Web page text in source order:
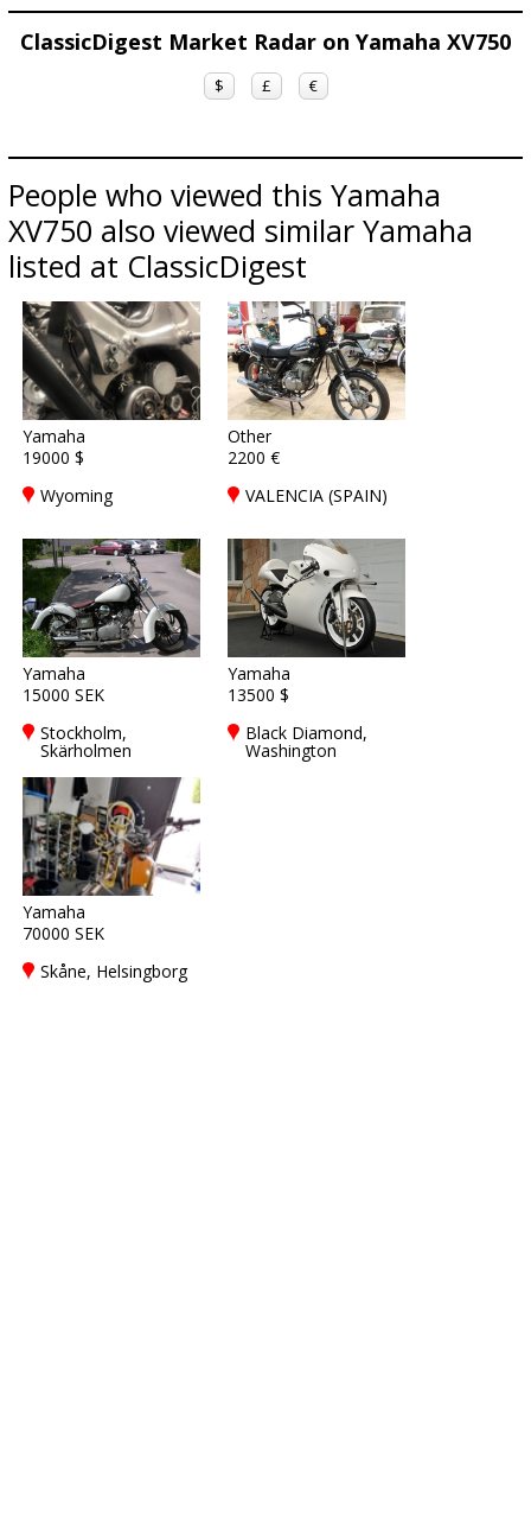
ClassicDigest Market Radar on Yamaha XV750
$ £ €
People who viewed this Yamaha
XV750 also viewed similar Yamaha
listed at ClassicDigest
Yamaha
19000 $
Wyoming
Other
2200 €
VALENCIA (SPAIN)
Yamaha
15000 SEK
Stockholm,
Skärholmen
Yamaha
13500 $
Black Diamond,
Washington
Yamaha
70000 SEK
Skåne, Helsingborg